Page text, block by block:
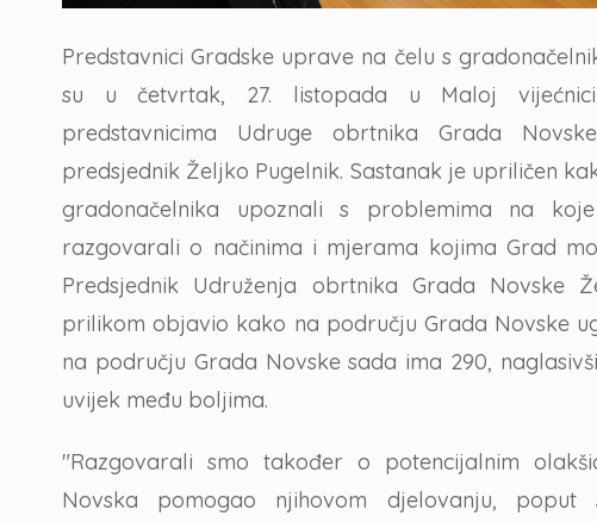
Predstavnici Gradske uprave na čelu s
su u četvrtak, 27. listopada u Maloj
predstavnicima Udruge obrtnika Grada
predsjednik Željko Pugelnik. Sastanak je upriličen
gradonačelnika upoznali s problemima na
razgovarali o načinima i mjerama kojima Grad
Predsjednik Udruženja obrtnika Grada Novske
prilikom objavio kako na području Grada Novske
na području Grada Novske sada ima 290,
uvijek među boljima.
"Razgovarali smo također o potencijalnim
Novska pomogao njihovom djelovanju, poput